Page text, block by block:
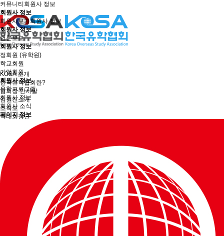
KOSA 소개
한국유학협회란?
협회장 인사말
임원진소개
조직도
역대회장단
윤리강령
절차대행 표준약관
회원사인증
오시는길
회원사보기
정회원(유학원)
학교인증제란
KOSA AWARD
유학프로그램
유학프로그램
커뮤니티 회원사 정보
회원사 정보
회원사보기회원사 정보
회원사 정보
언론보도
회원사 정보
정회원 (유학원)
학교회원
기업회원
회원사 정보
유학프로그램
회원사 정보
회원사 소식
페이지 정보